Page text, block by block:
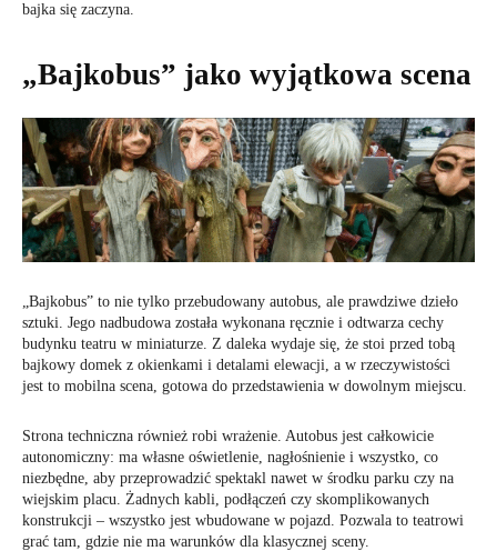
bajka się zaczyna.
„Bajkobus” jako wyjątkowa scena
„Bajkobus” to nie tylko przebudowany autobus, ale prawdziwe dzieło
sztuki. Jego nadbudowa została wykonana ręcznie i odtwarza cechy
budynku teatru w miniaturze. Z daleka wydaje się, że stoi przed tobą
bajkowy domek z okienkami i detalami elewacji, a w rzeczywistości
jest to mobilna scena, gotowa do przedstawienia w dowolnym miejscu.
Strona techniczna również robi wrażenie. Autobus jest całkowicie
autonomiczny: ma własne oświetlenie, nagłośnienie i wszystko, co
niezbędne, aby przeprowadzić spektakl nawet w środku parku czy na
wiejskim placu. Żadnych kabli, podłączeń czy skomplikowanych
konstrukcji – wszystko jest wbudowane w pojazd. Pozwala to teatrowi
grać tam, gdzie nie ma warunków dla klasycznej sceny.